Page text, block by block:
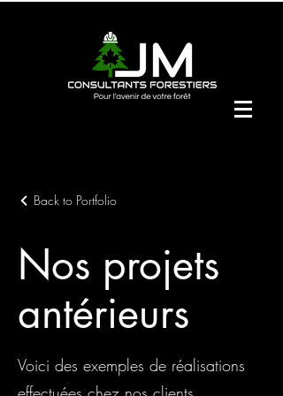
Back to Portfolio
Nos projets
antérieurs
Voici des exemples de réalisations